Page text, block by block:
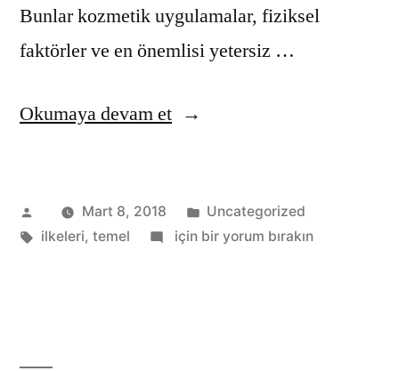
Bunlar kozmetik uygulamalar, fiziksel
faktörler ve en önemlisi yetersiz …
Okumaya devam et“Saç
ilkeleri”
Gönderen:Mart 8, 2018 Kategori:
Uncategorized
Etiketler:
ilkeleri, temel
Saç
için bir yorum bırakın